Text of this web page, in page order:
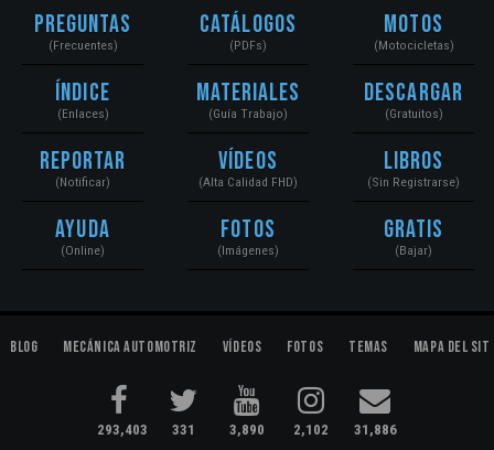
Preguntas
(Frecuentes)
Índice
(Enlaces)
Reportar
(Notificar)
Ayuda
(Online)
Catálogos
(PDFs)
Materiales
(Guía Trabajo)
Vídeos
(Alta Calidad FHD)
Fotos
(Imágenes)
Motos
(Motocicletas)
Descargar
(Gratuitos)
Libros
(Sin Registrarse)
Gratis
(Bajar)
Blog Mecánica Automotriz Vídeos Fotos Temas Mapa del
293,403 331 3,890 2,102 31,886